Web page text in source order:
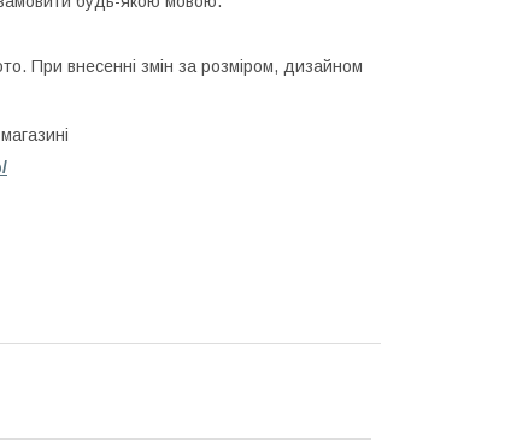
При внесенні змін за розміром, дизайном